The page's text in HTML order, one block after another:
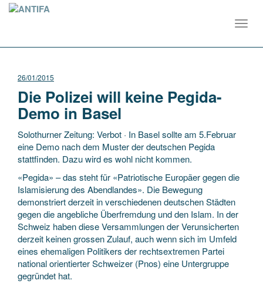
26/01/2015
Die Polizei will keine Pegida-
Demo in Basel
Solothurner Zeitung: Verbot · In Basel sollte am 5.Februar
eine Demo nach dem Muster der deutschen Pegida
stattfinden. Dazu wird es wohl nicht kommen.
«Pegida» – das steht für «Patriotische Europäer gegen die
Islamisierung des Abendlandes». Die Bewegung
demonstriert derzeit in verschiedenen deutschen Städten
gegen die angebliche Überfremdung und den Islam. In der
Schweiz haben diese Versammlungen der Verunsicherten
derzeit keinen grossen Zulauf, auch wenn sich im Umfeld
eines ehemaligen Politikers der rechtsextremen Partei
national orientierter Schweizer (Pnos) eine Untergruppe
gegründet hat.